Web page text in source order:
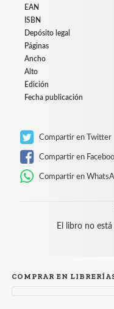
EAN
ISBN
Depósito legal
Páginas
Ancho
Alto
Edición
Fecha publicación
Compartir en Twitter
Compartir en
Compartir en
El libro no
COMPRAR EN